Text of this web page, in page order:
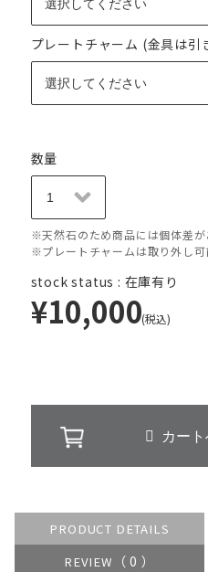
プレートチャーム (金具は引
数量
※天然石のため商品には個体差が
※プレートチャームは取り外し可
stock status : 在庫有り
¥10,000(税込)
PRODUCT DETAILS
REVIEW
（ 0 ）